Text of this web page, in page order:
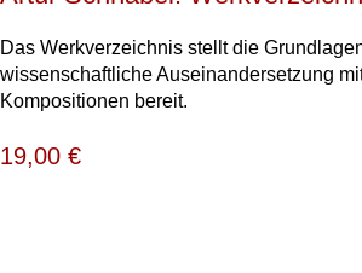
Das Werkverzeichnis stellt die
wissenschaftliche Auseinandersetzung
Kompositionen bereit.
19,00 €